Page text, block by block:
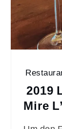
2019
Mire